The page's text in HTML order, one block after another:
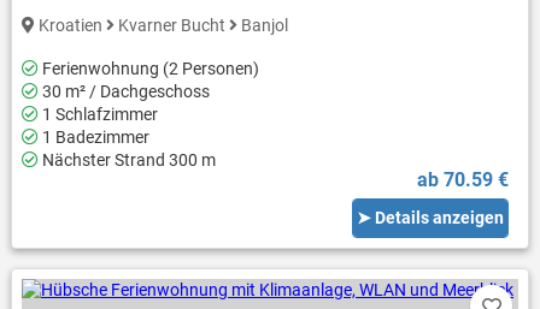
Kroatien Kvarner Bucht Banjol
Ferienwohnung (2 Personen)
30 m² / Dachgeschoss
1 Schlafzimmer
1 Badezimmer
Nächster Strand 300 m
ab 70.59 €
➤ Details anzeigen